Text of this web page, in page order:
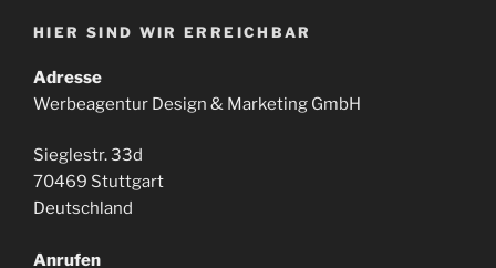
HIER SIND WIR ERREICHBAR
Adresse
Werbeagentur Design & Marketing GmbH
Sieglestr. 33d
70469 Stuttgart
Deutschland
Anrufen